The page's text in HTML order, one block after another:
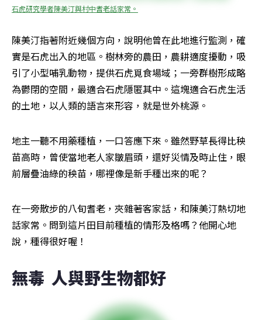
石虎研究學者陳美汀與村中耆老話家常。
陳美汀指著附近幾個方向，說明他曾在此地進行監測，確
實是石虎出入的地區。樹林旁的農田，農耕適度擾動，吸
引了小型哺乳動物，提供石虎覓食場域；一旁群樹形成略
為鬱閉的空間，最適合石虎隱匿其中。這塊適合石虎生活
的土地，以人類的語言來形容，就是世外桃源。
地主一聽不用藥種植，一口答應下來。雖然野草長得比秧
苗高時，曾使當地老人家皺眉頭，還好災情及時止住，眼
前層疊油綠的秧苗，哪裡像是新手種出來的呢？
在一旁散步的八旬耆老，夾雜著客家話，和陳美汀熱切地
話家常。問到這片田目前種植的情形及格嗎？他開心地
說，種得很好喔！
無毒  人與野生物都好